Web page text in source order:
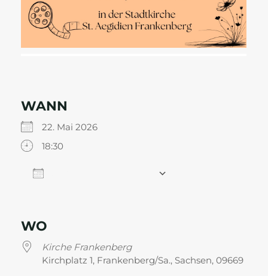
WANN
22. Mai 2026
18:30
WO
Kirche Frankenberg
Kirchplatz 1, Frankenberg/Sa., Sachsen, 09669